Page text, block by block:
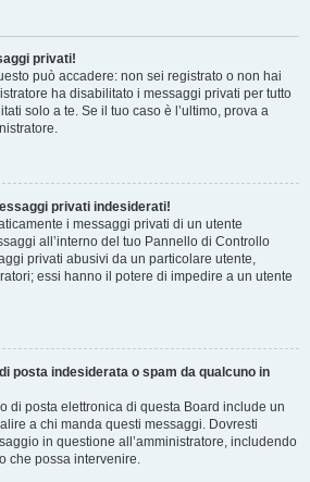
privati!
può accadere: non sei registrato o non hai
ha disabilitato i messaggi privati per tutto
solo a te. Se il tuo caso è l’ultimo, prova a
privati indesiderati!
i messaggi privati ​​di un utente
all’interno del tuo Pannello di Controllo
privati ​​abusivi da un particolare utente,
essi hanno il potere di impedire a un utente
posta indesiderata o spam da qualcuno in
di posta elettronica di questa Board include un
a chi manda questi messaggi. Dovresti
in questione all’amministratore, includendo
che possa intervenire.